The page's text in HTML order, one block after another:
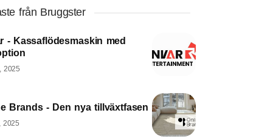
från Bruggster
- Kassaflödesmaskin med
2025
Brands - Den nya tillväxtfasen
2025